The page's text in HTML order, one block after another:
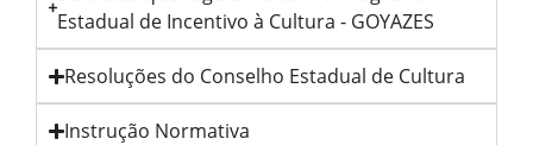
Estadual de Incentivo à Cultura - GOYAZES
Resoluções do Conselho Estadual de Cultura
Instrução Normativa